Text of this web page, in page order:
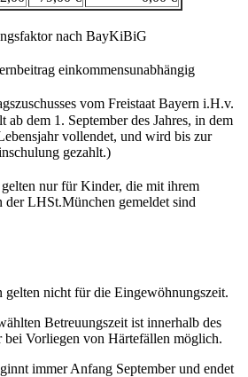
nach BayKiBiG
einkommensunabhängig
vom Freistaat Bayern i.H.v.
dem 1. September des Jahres, in dem
vollendet, und wird bis zur
gezahlt.)
nur für Kinder, die mit ihrem
LHSt.München gemeldet sind
gelten nicht für die Eingewöhnungszeit.
Betreuungszeit ist innerhalb des
bei Vorliegen von Härtefällen möglich.
immer Anfang September und endet